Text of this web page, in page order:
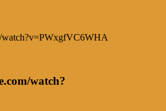
watch?v=PWxgfVC6WHA
watch?